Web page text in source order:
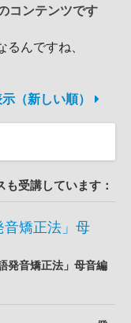
コンテンツです
んですね、
（新しい順）
受講しています：
発音矯正法」母音編